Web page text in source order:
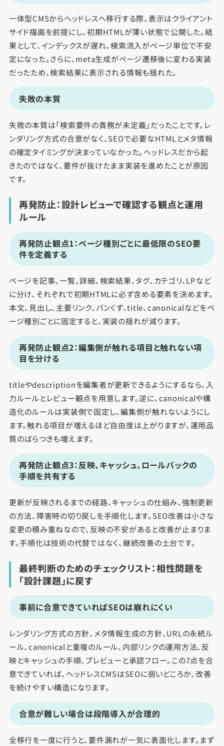
一体型CMSからヘッドレスへ移行する際、表示はクライアント
サイド描画を前提にし、初期HTMLが薄い状態で公開した。結
果として、インデックスが遅れ、検索流入がページ単位で不安
定になった。さらに、meta生成がページ遷移後に変わる実装
だったため、検索結果に表示される情報も揺れた。
失敗の本質
失敗の本質は「検索要件の責務が未定義」だったことです。レ
ンダリング方式の合意がなく、SEOで必要なHTMLとメタ情報
の確定タイミングが決まっていなかった。ヘッドレスだから起
きたのではなく、要件が抜けたまま実装を進めたことが原因
です。
再発防止：設計レビューで確認する観点と運用
ルール
再発防止観点1：ページ種別ごとに最低限のSEO要
件を定義する
ページを記事、一覧、詳細、検索結果、タグ、カテゴリ、LPなど
に分け、それぞれで初期HTMLに必ず含める要素を決めます。
本文、見出し、主要リンク、パンくず、title、canonicalなどをペ
ージ種別ごとに固定すると、実装の揺れが減ります。
再発防止観点2：編集側が触れる項目と触れない項
目を分ける
titleやdescriptionを編集者が更新できるようにするなら、入
力ルールとレビュー観点を用意します。逆に、canonicalや構
造化のルールは実装側で固定し、編集側が触れないようにし
ます。触れる項目が増えるほど自由度は上がりますが、運用品
質のばらつきも増えます。
再発防止観点3：反映、キャッシュ、ロールバックの
手順を共有する
更新が反映されるまでの経路、キャッシュの仕組み、強制更新
の方法、障害時の切り戻しを手順化します。SEO改善は小さな
変更の積み重ねなので、反映の不安があると改善が止まりま
す。手順化は技術の代替ではなく、継続改善の土台です。
最終判断のためのチェックリスト：相性問題を
「設計課題」に戻す
事前に合意できていればSEOは崩れにくい
レンダリング方式の方針、メタ情報生成の方針、URLの永続ル
ール、canonicalと重複のルール、内部リンクの運用方法、反
映とキャッシュの手順、プレビューと承認フロー。この7点を合
意できていれば、ヘッドレスCMSはSEOに弱いどころか、改善
を続けやすい構造になります。
合意が難しい場合は段階導入が合理的
全移行を一度に行うと、要件漏れが一気に表面化します。まず